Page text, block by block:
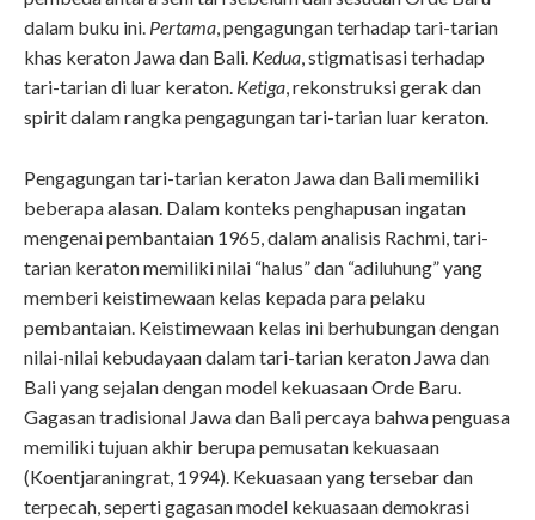
dalam buku ini. Pertama, pengagungan terhadap tari-tarian
khas keraton Jawa dan Bali. Kedua, stigmatisasi terhadap
tari-tarian di luar keraton. Ketiga, rekonstruksi gerak dan
spirit dalam rangka pengagungan tari-tarian luar keraton.
Pengagungan tari-tarian keraton Jawa dan Bali memiliki
beberapa alasan. Dalam konteks penghapusan ingatan
mengenai pembantaian 1965, dalam analisis Rachmi, tari-
tarian keraton memiliki nilai “halus” dan “adiluhung” yang
memberi keistimewaan kelas kepada para pelaku
pembantaian. Keistimewaan kelas ini berhubungan dengan
nilai-nilai kebudayaan dalam tari-tarian keraton Jawa dan
Bali yang sejalan dengan model kekuasaan Orde Baru.
Gagasan tradisional Jawa dan Bali percaya bahwa penguasa
memiliki tujuan akhir berupa pemusatan kekuasaan
(Koentjaraningrat, 1994). Kekuasaan yang tersebar dan
terpecah, seperti gagasan model kekuasaan demokrasi